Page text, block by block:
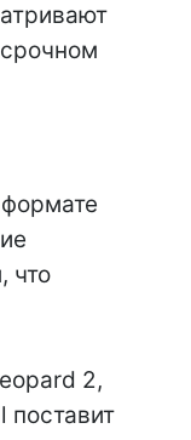
что
2,
поставит